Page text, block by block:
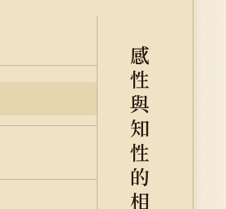
感
性
與
知
性
的
相